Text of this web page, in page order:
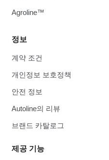
정보
계약 조건
개인정보 보호정책
안전 정보
Autoline의 리뷰
브랜드 카탈로그
제공 기능
Agroline™